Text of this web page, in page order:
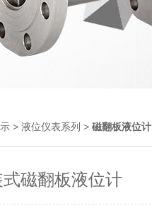
> 液位仪表系列 > 磁翻板液位计
式磁翻板液位计